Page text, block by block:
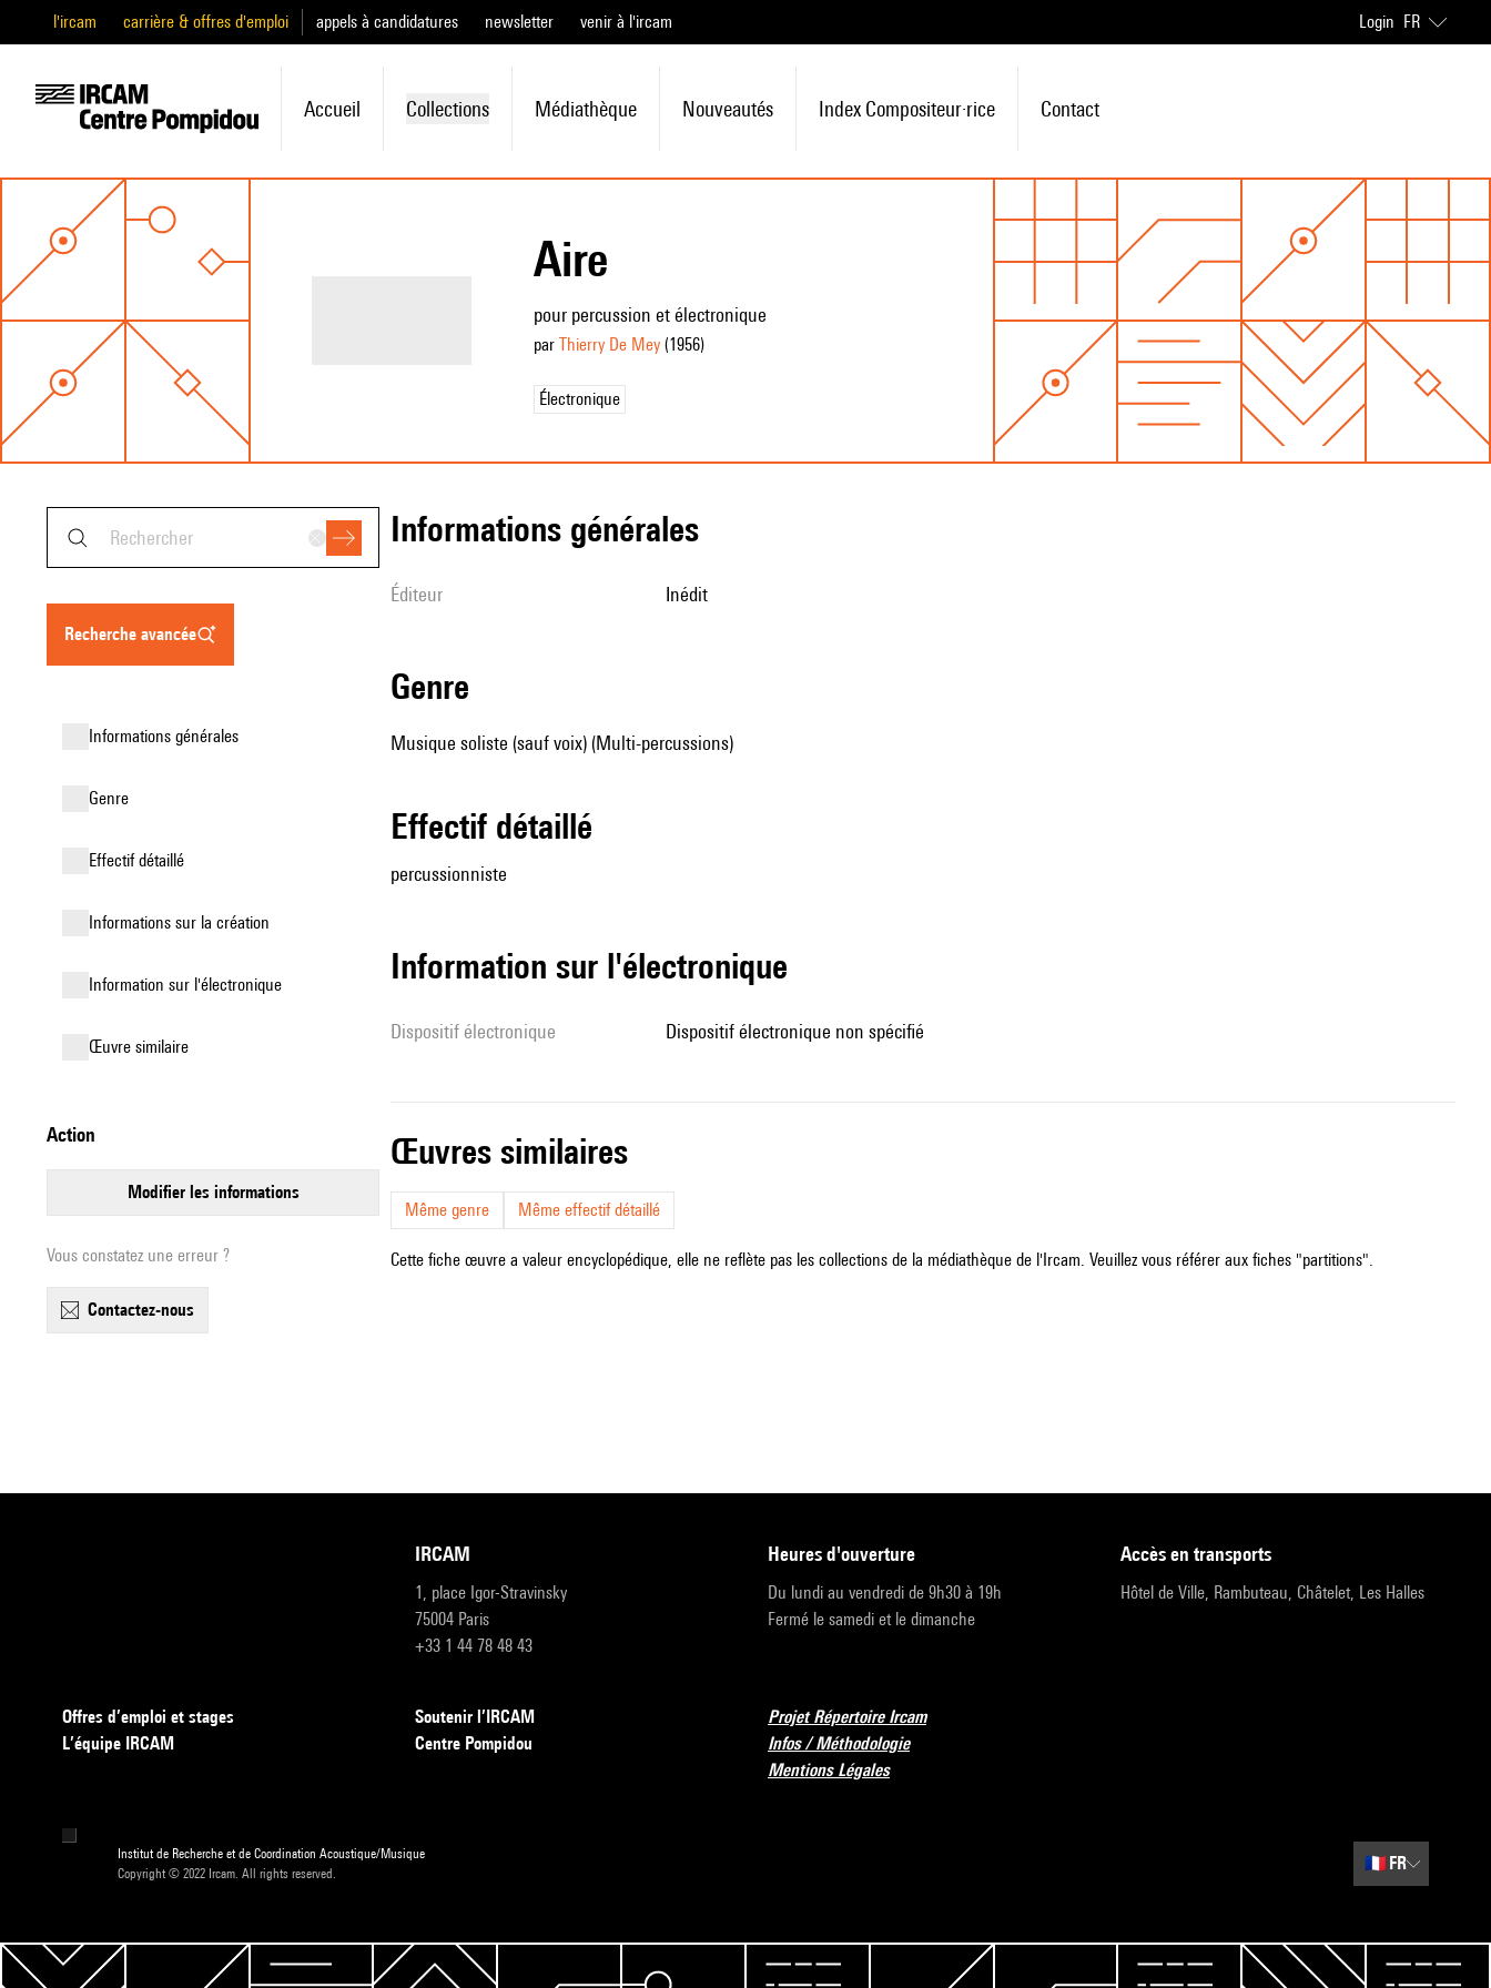
l'ircam carrière & offres d'emploi appels à candidatures newsletter venir à l'ircam Login FR
Accueil Collections Médiathèque Nouveautés Index Compositeur·rice Contact
Aire
pour percussion et électronique
par Thierry De Mey(1956)
Électronique
recherche avancée
informations générales
genre
effectif détaillé
informations sur la création
Information sur l'électronique
œuvre similaire
action
modifier les informations
Vous constatez une erreur ?
contactez-nous
informations générales
éditeur Inédit
genre
Musique soliste (sauf voix) (Multi-percussions)
effectif détaillé
percussionniste
Information sur l'électronique
Dispositif électronique dispositif électronique non spécifié
œuvres similaires
Même genre Même effectif détaillé
Cette fiche œuvre a valeur encyclopédique, elle ne reflète pas les collections de la médiathèque de l'Ircam. Veuillez vous référer aux fiches "partitions".
IRCAM
1, place Igor-Stravinsky
75004 Paris
+33 1 44 78 48 43
heures d'ouverture
Du lundi au vendredi de 9h30 à 19h
Fermé le samedi et le dimanche
accès en transports
Hôtel de Ville, Rambuteau, Châtelet, Les Halles
Offres d’emploi et stages
L’équipe IRCAM
Soutenir l’IRCAM
Centre Pompidou
Projet Répertoire Ircam
Infos / Méthodologie
Mentions Légales
Institut de Recherche et de Coordination Acoustique/Musique
Copyright © 2022 Ircam. All rights reserved.
🇫🇷 FR